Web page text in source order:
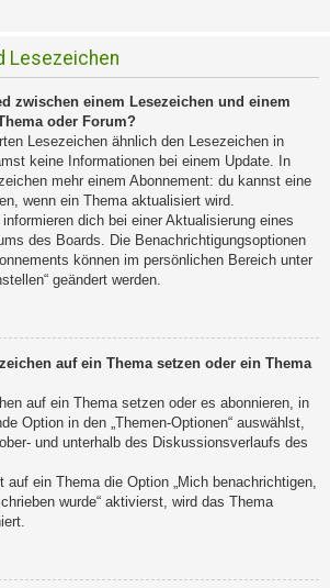
Lesezeichen
zwischen einem Lesezeichen und einem
oder Forum?
Lesezeichen ähnlich den Lesezeichen in
keine Informationen bei einem Update. In
mehr einem Abonnement: du kannst eine
wenn ein Thema aktualisiert wird.
dich bei einer Aktualisierung eines
des Boards. Die Benachrichtigungsoptionen
können im persönlichen Bereich unter
geändert werden.
auf ein Thema setzen oder ein Thema
auf ein Thema setzen oder es abonnieren, in
Option in den „Themen-Optionen“ auswählst,
und unterhalb des Diskussionsverlaufs des
auf ein Thema die Option „Mich benachrichtigen,
wurde“ aktivierst, wird das Thema